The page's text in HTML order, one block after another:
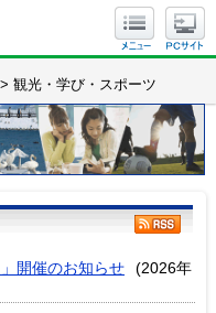
> 観光・学び・スポーツ
開催のお知らせ
(2026年